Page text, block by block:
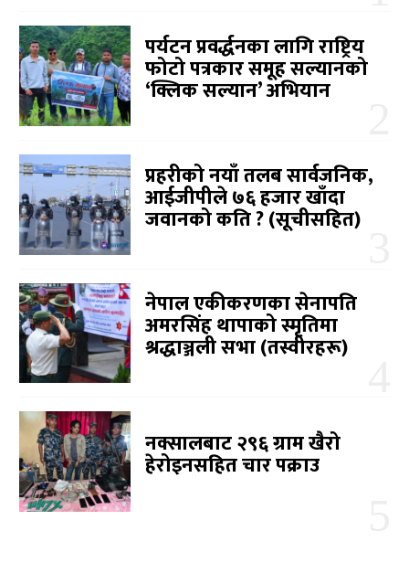
पर्यटन प्रवर्द्धनका लागि राष्ट्रिय
फोटो पत्रकार समूह सल्यानको
‘क्लिक सल्यान’ अभियान
प्रहरीको नयाँ तलब सार्वजनिक,
आईजीपीले ७६ हजार खाँदा
जवानको कति ? (सूचीसहित)
नेपाल एकीकरणका सेनापति
अमरसिंह थापाको स्मृतिमा
श्रद्धाञ्जली सभा (तस्वीरहरू)
नक्सालबाट २९६ ग्राम खैरो
हेरोइनसहित चार पक्राउ